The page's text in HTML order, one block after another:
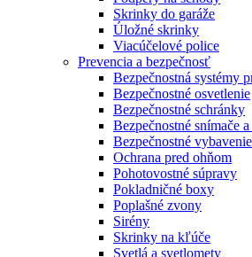
Skrinky do garáže
Úložné skrinky
Viacúčelové police
Prevencia a bezpečnosť
Bezpečnostná systémy
Bezpečnostné osvetlenie
Bezpečnostné schránky
Bezpečnostné snímače
Bezpečnostné
Ochrana pred ohňom
Pohotovostné súpravy
Pokladničné boxy
Poplašné zvony
Sirény
Skrinky na kľúče
Svetlá a svetlomety